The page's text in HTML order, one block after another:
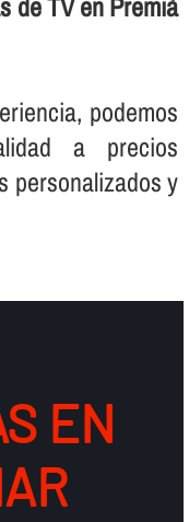
podemos
a precios
personalizados y
EN